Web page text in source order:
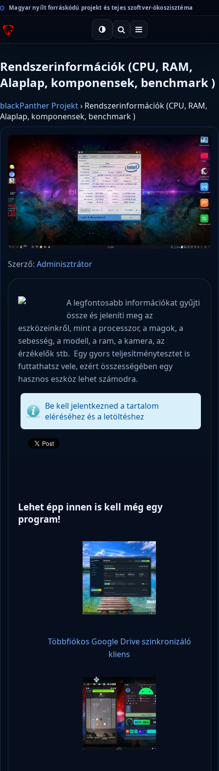
Magyar nyílt forráskódú projekt és tejes szoftver-ökoszisztéma
Rendszerinformációk (CPU, RAM,
Alaplap, komponensek, benchmark )
blackPanther Projekt› Rendszerinformációk (CPU, RAM,
Alaplap, komponensek, benchmark )
Szerző: Adminisztrátor
A legfontosabb információkat gyűjti
össze és jeleníti meg az
eszközeinkről, mint a processzor, a magok, a
sebesség, a modell, a ram, a kamera, az
érzékelők stb. Egy gyors teljesítménytesztet is
futtathatsz vele, ezért összességében egy
hasznos eszköz lehet számodra.
Be kell jelentkezned a tartalom
eléréséhez és a letöltéshez
Lehet épp innen is kell még egy
program!
Többfiókos Google Drive szinkronizáló
kliens